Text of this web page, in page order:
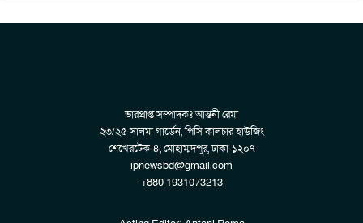
ভারপ্রাপ্ত সম্পাদকঃ আন্তনী রেমা
২৩/২৫ সালমা গার্ডেন, পিসি কালচার হাউজিং
শেখেরটেক-৪, মোহাম্মদপুর, ঢাকা-১২০৭
ipnewsbd@gmail.com
+880 1931073213